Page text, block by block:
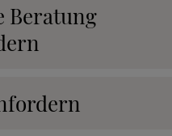
Beratung